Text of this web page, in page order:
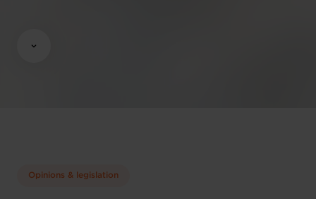
Opinions & legislation